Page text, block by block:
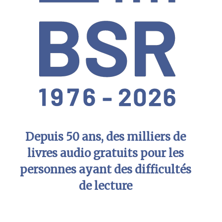
Depuis 50 ans, des milliers de
livres audio gratuits pour les
personnes ayant des difficultés
de lecture